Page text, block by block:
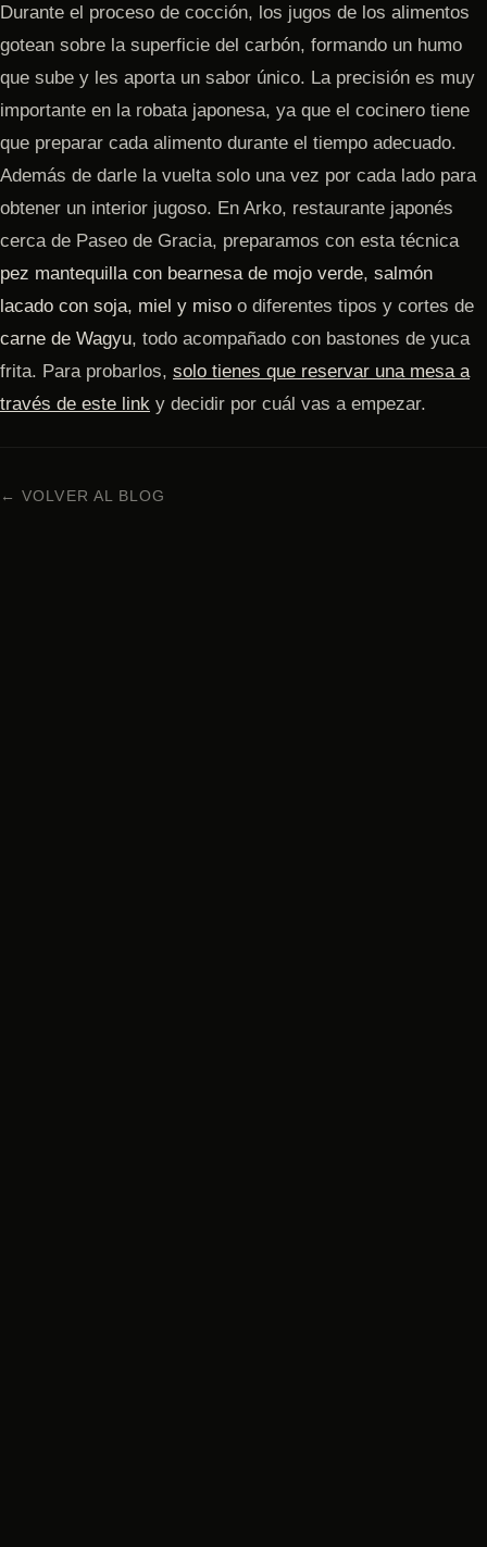
Durante el proceso de cocción, los jugos de los alimentos
gotean sobre la superficie del carbón, formando un humo
que sube y les aporta un sabor único. La precisión es muy
importante en la robata japonesa, ya que el cocinero tiene
que preparar cada alimento durante el tiempo adecuado.
Además de darle la vuelta solo una vez por cada lado para
obtener un interior jugoso. En Arko, restaurante japonés
cerca de Paseo de Gracia, preparamos con esta técnica
pez mantequilla con bearnesa de mojo verde, salmón
lacado con soja, miel y miso o diferentes tipos y cortes de
carne de Wagyu, todo acompañado con bastones de yuca
frita. Para probarlos, solo tienes que reservar una mesa a
través de este link y decidir por cuál vas a empezar.
← VOLVER AL BLOG